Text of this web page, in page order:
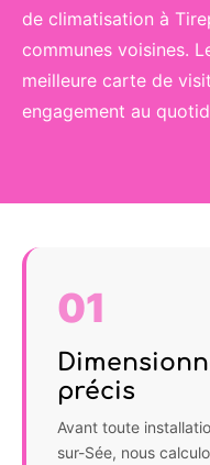
de climatisation à
communes voisines.
meilleure carte de
engagement au
01
précis
Avant toute
sur-Sée, nous